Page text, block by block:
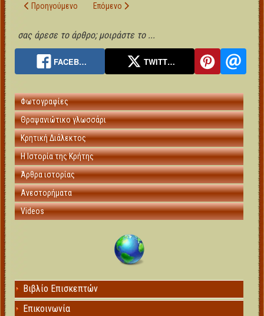
Προηγούμενο άρθρο: Τα εργαλεία της κεραμικής τέχνης
Προηγούμενο Επόμενο άρθρο: Το καμίνι - καμίνιασμα
Επόμενο
σας άρεσε το άρθρο; μοιράστε το ...
FACEB… TWITT…
Φωτογραφίες
Θραψανιώτικο γλωσσάρι
Κρητική Διάλεκτος
Η Ιστορία της Κρήτης
Άρθρα ιστορίας
Ανεστορήματα
Videos
Βιβλίο Επισκεπτών
Επικοινωνία